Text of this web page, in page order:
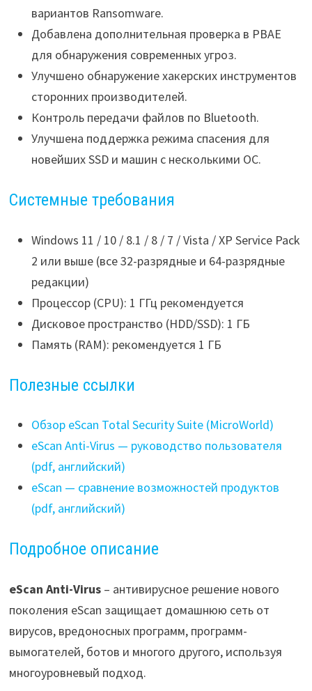
вариантов Ransomware.
Добавлена дополнительная проверка в PBAE
для обнаружения современных угроз.
Улучшено обнаружение хакерских инструментов
сторонних производителей.
Контроль передачи файлов по Bluetooth.
Улучшена поддержка режима спасения для
новейших SSD и машин с несколькими ОС.
Системные требования
Windows 11 / 10 / 8.1 / 8 / 7 / Vista / XP Service Pack
2 или выше (все 32-разрядные и 64-разрядные
редакции)
Процессор (CPU): 1 ГГц рекомендуется
Дисковое пространство (HDD/SSD): 1 ГБ
Память (RAM): рекомендуется 1 ГБ
Полезные ссылки
Обзор eScan Total Security Suite (MicroWorld)
eScan Anti-Virus — руководство пользователя
(pdf, английский)
eScan — сравнение возможностей продуктов
(pdf, английский)
Подробное описание
eScan Anti-Virus– антивирусное решение нового
поколения eScan защищает домашнюю сеть от
вирусов, вредоносных программ, программ-
вымогателей, ботов и многого другого, используя
многоуровневый подход.